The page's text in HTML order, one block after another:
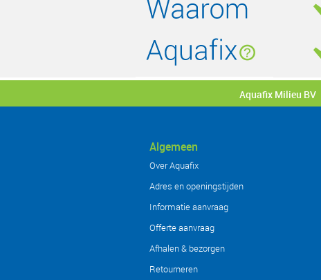
Aquafix Milieu BV
Algemeen
Over Aquafix
Adres en openingstijden
Informatie aanvraag
Offerte aanvraag
Afhalen & bezorgen
Retourneren